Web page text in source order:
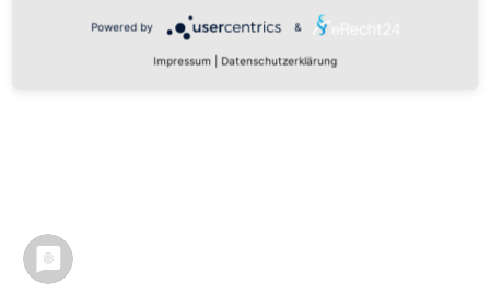
Powered by &
Impressum Datenschutzerklärung